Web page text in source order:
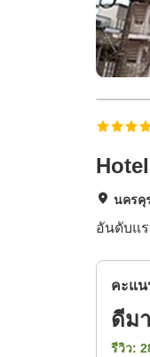
นครคุ
อันดับแ
คะแน
ดีม
รีวิว: